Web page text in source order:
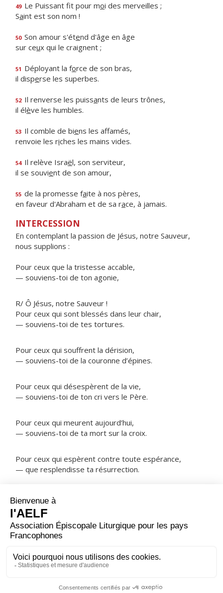
49 Le Puissant fit pour moi des merveilles ;
Saint est son nom !
50 Son amour s'étend d'âge en âge
sur ceux qui le craignent ;
51 Déployant la force de son bras,
il disperse les superbes.
52 Il renverse les puissants de leurs trônes,
il élève les humbles.
53 Il comble de biens les affamés,
renvoie les riches les mains vides.
54 Il relève Israël, son serviteur,
il se souvient de son amour,
55 de la promesse faite à nos pères,
en faveur d'Abraham et de sa race, à jamais.
INTERCESSION
En contemplant la passion de Jésus, notre Sauveur,
nous supplions :
Pour ceux que la tristesse accable,
— souviens-toi de ton agonie,
R/ Ô Jésus, notre Sauveur !
Pour ceux qui sont blessés dans leur chair,
— souviens-toi de tes tortures.
Pour ceux qui souffrent la dérision,
— souviens-toi de la couronne d’épines.
Pour ceux qui désespèrent de la vie,
— souviens-toi de ton cri vers le Père.
Pour ceux qui meurent aujourd’hui,
— souviens-toi de ta mort sur la croix.
Pour ceux qui espèrent contre toute espérance,
— que resplendisse ta résurrection.
NOTRE PÈRE
ORAISON
Puisque tu as voulu, Seigneur, que ton Fils fût crucifié
fais que nous puissions recevoir la grâce de la
résurrection.